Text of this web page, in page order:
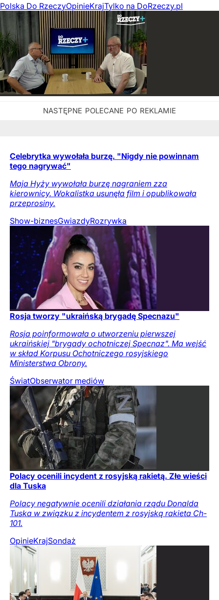
Polska Do RzeczyOpinieKrajTylko na DoRzeczy.pl
Celebrytka wywołała burzę. "Nigdy nie powinnam
tego nagrywać"
Maja Hyży wywołała burzę nagraniem zza
kierownicy. Wokalistka usunęła film i opublikowała
przeprosiny.
Show-biznesGwiazdyRozrywka
Rosja tworzy "ukraińską brygadę Specnazu"
Rosja poinformowała o utworzeniu pierwszej
ukraińskiej "brygady ochotniczej Specnaz". Ma wejść
w skład Korpusu Ochotniczego rosyjskiego
Ministerstwa Obrony.
ŚwiatObserwator mediów
Polacy ocenili incydent z rosyjską rakietą. Złe wieści
dla Tuska
Polacy negatywnie ocenili działania rządu Donalda
Tuska w związku z incydentem z rosyjską rakieta Ch-
101.
OpinieKrajSondaż